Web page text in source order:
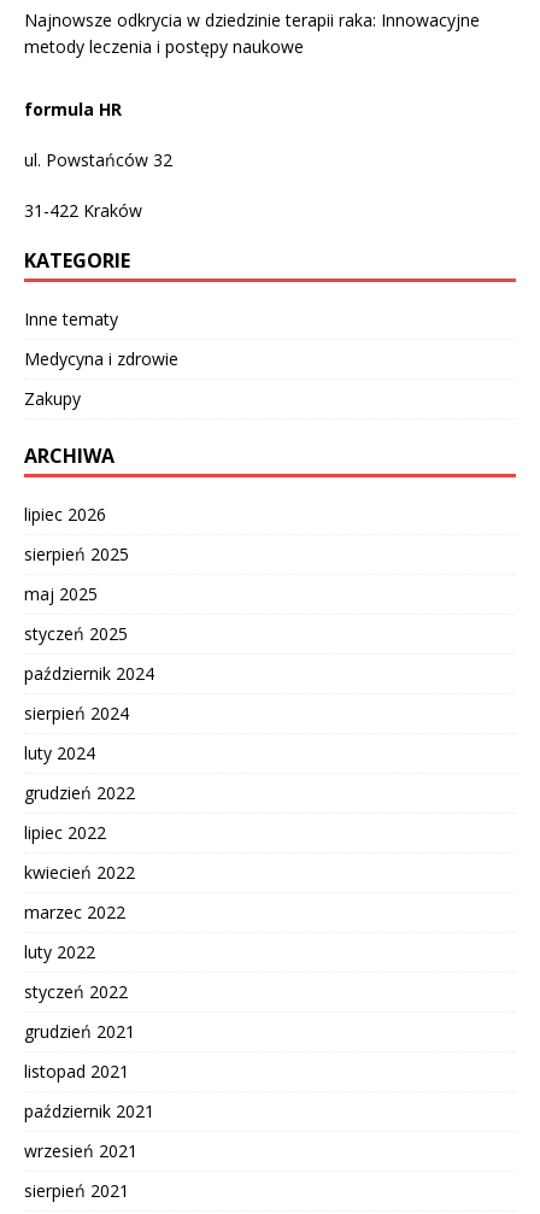
Najnowsze odkrycia w dziedzinie terapii raka: Innowacyjne
metody leczenia i postępy naukowe
formula HR
ul. Powstańców 32
31-422 Kraków
KATEGORIE
Inne tematy
Medycyna i zdrowie
Zakupy
ARCHIWA
lipiec 2026
sierpień 2025
maj 2025
styczeń 2025
październik 2024
sierpień 2024
luty 2024
grudzień 2022
lipiec 2022
kwiecień 2022
marzec 2022
luty 2022
styczeń 2022
grudzień 2021
listopad 2021
październik 2021
wrzesień 2021
sierpień 2021